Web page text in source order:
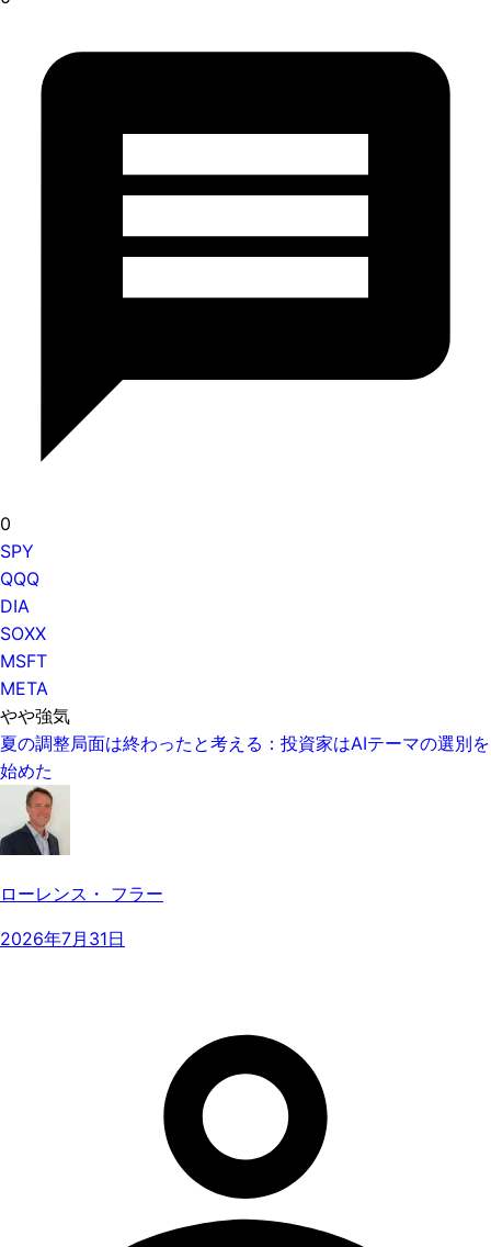
0
SPY
QQQ
DIA
SOXX
MSFT
META
やや強気
夏の調整局面は終わったと考える：投資家はAIテーマの選別を
始めた
ローレンス・ フラー
2026年7月31日